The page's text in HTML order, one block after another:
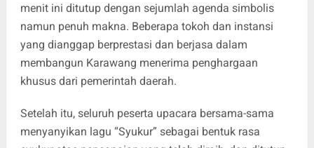
menit ini ditutup dengan sejumlah agenda simbolis
namun penuh makna. Beberapa tokoh dan instansi
yang dianggap berprestasi dan berjasa dalam
membangun Karawang menerima penghargaan
khusus dari pemerintah daerah.
Setelah itu, seluruh peserta upacara bersama-sama
menyanyikan lagu “Syukur” sebagai bentuk rasa